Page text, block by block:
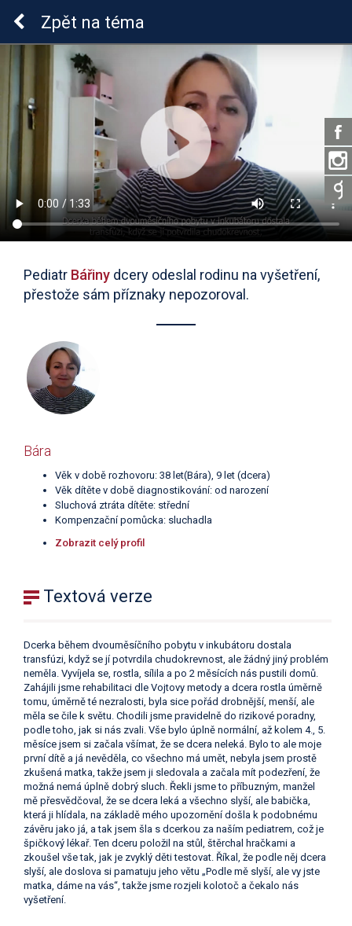
Sluchová vada u dětí
Zpět na téma
Pediatr Bářiny dcery odeslal rodinu na vyšetření,
přestože sám příznaky nepozoroval.
Bára
Věk v době rozhovoru: 38 let(Bára), 9 let (dcera)
Věk dítěte v době diagnostikování: od narození
Sluchová ztráta dítěte: střední
Kompenzační pomůcka: sluchadla
Zobrazit celý profil
Textová verze
Dcerka během dvouměsíčního pobytu v inkubátoru dostala
transfúzi, když se jí potvrdila chudokrevnost, ale žádný jiný problém
neměla. Vyvíjela se, rostla, sílila a po 2 měsících nás pustili domů.
Zahájili jsme rehabilitaci dle Vojtovy metody a dcera rostla úměrně
tomu, úměrně té nezralosti, byla sice pořád drobnější, menší, ale
měla se čile k světu. Chodili jsme pravidelně do rizikové poradny,
podle toho, jak si nás zvali. Vše bylo úplně normální, až kolem 4., 5.
měsíce jsem si začala všímat, že se dcera neleká. Bylo to ale moje
první dítě a já nevěděla, co všechno má umět, nebyla jsem prostě
zkušená matka, takže jsem ji sledovala a začala mít podezření, že
možná nemá úplně dobrý sluch. Řekli jsme to příbuzným, manžel
mě přesvědčoval, že se dcera leká a všechno slyší, ale babička,
která ji hlídala, na základě mého upozornění došla k podobnému
závěru jako já, a tak jsem šla s dcerkou za naším pediatrem, což je
špičkový lékař. Ten dceru položil na stůl, štěrchal hračkami a
zkoušel vše tak, jak je zvyklý děti testovat. Říkal, že podle něj dcera
slyší, ale doslova si pamatuju jeho větu „Podle mě slyší, ale vy jste
matka, dáme na vás“, takže jsme rozjeli kolotoč a čekalo nás
vyšetření.